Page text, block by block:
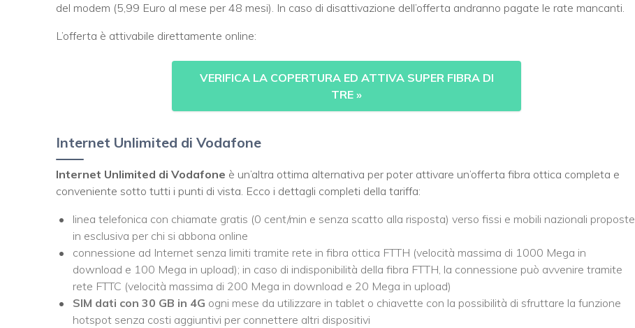
del modem (5,99 Euro al mese per 48 mesi). In caso di disattivazione dell’offerta andranno pagate le rate mancanti.
L’offerta è attivabile direttamente online:
VERIFICA LA COPERTURA ED ATTIVA SUPER FIBRA DI
TRE »
Internet Unlimited di Vodafone
Internet Unlimited di Vodafone è un’altra ottima alternativa per poter attivare un’offerta fibra ottica completa e
conveniente sotto tutti i punti di vista. Ecco i dettagli completi della tariffa:
linea telefonica con chiamate gratis (0 cent/min e senza scatto alla risposta) verso fissi e mobili nazionali proposte
in esclusiva per chi si abbona online
connessione ad Internet senza limiti tramite rete in fibra ottica FTTH (velocità massima di 1000 Mega in
download e 100 Mega in upload); in caso di indisponibilità della fibra FTTH, la connessione può avvenire tramite
rete FTTC (velocità massima di 200 Mega in download e 20 Mega in upload)
SIM dati con 30 GB in 4G ogni mese da utilizzare in tablet o chiavette con la possibilità di sfruttare la funzione
hotspot senza costi aggiuntivi per connettere altri dispositivi